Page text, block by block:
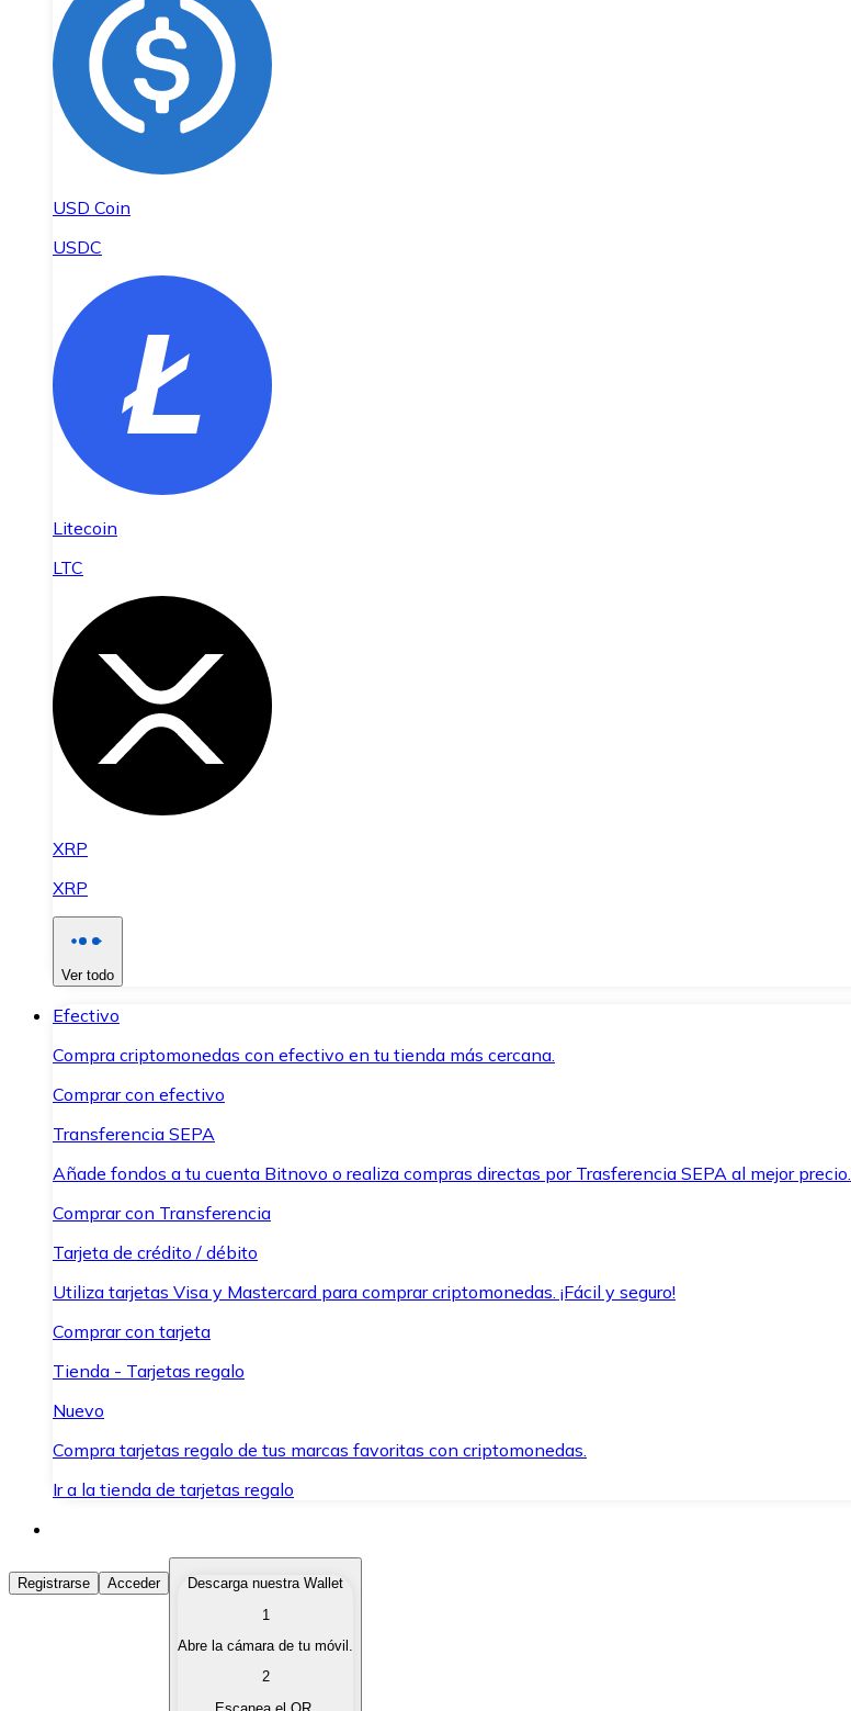
USD Coin
USDC
Litecoin
LTC
XRP
XRP
Ver todo
Efectivo
Compra criptomonedas con efectivo en tu tienda más cercana.
Comprar con efectivo
Transferencia SEPA
Añade fondos a tu cuenta Bitnovo o realiza compras directas por Trasferencia SEPA al mejor precio.
Comprar con Transferencia
Tarjeta de crédito / débito
Utiliza tarjetas Visa y Mastercard para comprar criptomonedas. ¡Fácil y seguro!
Comprar con tarjeta
Tienda - Tarjetas regalo
Nuevo
Compra tarjetas regalo de tus marcas favoritas con criptomonedas.
Ir a la tienda de tarjetas regalo
Comprar Criptomonedas
Compra criptomonedas con diferentes métodos de pago.
Vende tus criptomonedas de forma rápida y segura.
Registrarse Acceder
Descarga nuestra Wallet
1
Abre la cámara de tu móvil.
2